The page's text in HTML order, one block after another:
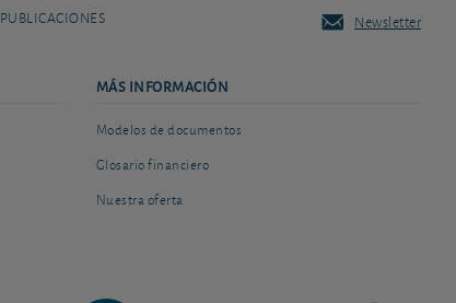
PUBLICACIONES Newsletter
MÁS INFORMACIÓN
Modelos de documentos
Glosario financiero
Nuestra oferta